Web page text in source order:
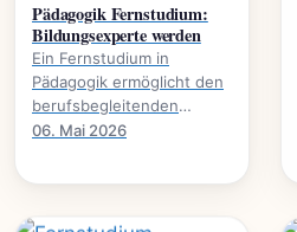
Pädagogik Fernstudium:
Bildungsexperte werden
Ein Fernstudium in
Pädagogik ermöglicht den
berufsbegleitenden
Erwerb akademischer
06. Mai 2026